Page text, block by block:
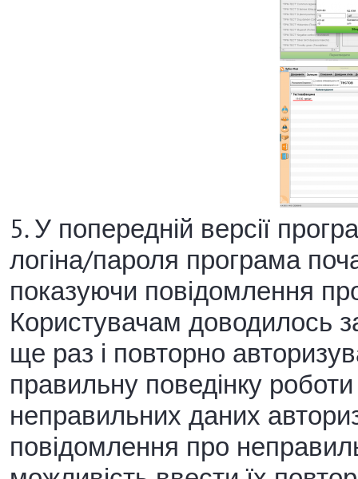
5. У попередній версії
логіна/пароля програма
показуючи повідомлення
Користувачам доводилось
ще раз і повторно
правильну поведінку
неправильних даних
повідомлення про